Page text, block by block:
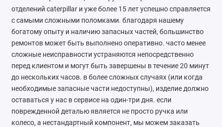
Ремонт чемоданов
Ателье
Ремонт обуви
Заточка инструментов
Ремонт сумок
Ремонт зонтов
отделений caterpillar и уже более 15 лет успешно справляется
с самыми сложными поломками. благодаря нашему
богатому опыту и наличию запасных частей, большинство
ремонтов может быть выполнено оперативно. часто менее
сложные неисправности устраняются непосредственно
перед клиентом и могут быть завершены в течение 20 минут
до нескольких часов. в более сложных случаях (или когда
необходимые запасные части недоступны), изделие должно
оставаться у нас в сервисе на один-три дня. если
поврежденной деталью является не просто ручка или
колесо, а нестандартный компонент, мы можем заказать